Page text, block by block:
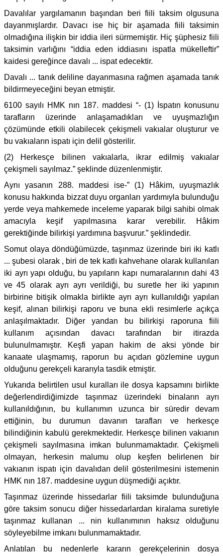
Davalılar yargılamanın başından beri fiili taksim olgusuna
dayanmışlardır. Davacı ise hiç bir aşamada fiili taksimin
olmadığına ilişkin bir iddia ileri sürmemiştir. Hiç şüphesiz fiili
taksimin varlığını “iddia eden iddiasını ispatla mükelleftir”
kaidesi gereğince davalı ... ispat edecektir.
Davalı ... tanık deliline dayanmasına rağmen aşamada tanık
bildirmeyeceğini beyan etmiştir.
6100 sayılı HMK nın 187. maddesi “- (1) İspatın konusunu
tarafların üzerinde anlaşamadıkları ve uyuşmazlığın
çözümünde etkili olabilecek çekişmeli vakıalar oluşturur ve
bu vakıaların ispatı için delil gösterilir.
(2) Herkesçe bilinen vakıalarla, ikrar edilmiş vakıalar
çekişmeli sayılmaz.” şeklinde düzenlenmiştir.
Aynı yasanın 288. maddesi ise-” (1) Hâkim, uyuşmazlık
konusu hakkında bizzat duyu organları yardımıyla bulunduğu
yerde veya mahkemede inceleme yaparak bilgi sahibi olmak
amacıyla keşif yapılmasına karar verebilir. Hâkim
gerektiğinde bilirkişi yardımına başvurur.” şeklindedir.
Somut olaya döndüğümüzde, taşınmaz üzerinde biri iki katlı
... şubesi olarak , biri de tek katlı kahvehane olarak kullanılan
iki ayrı yapı olduğu, bu yapıların kapı numaralarının dahi 43
ve 45 olarak ayrı ayrı verildiği, bu suretle her iki yapının
birbirine bitişik olmakla birlikte ayrı ayrı kullanıldığı yapılan
keşif, alınan bilirkişi raporu ve buna ekli resimlerle açıkça
anlaşılmaktadır. Diğer yandan bu bilirkişi raporuna fiili
kullanım açısından davacı tarafından bir itirazda
bulunulmamıştır. Keşfi yapan hakim de aksi yönde bir
kanaate ulaşmamış, raporun bu açıdan gözlemine uygun
olduğunu gerekçeli kararıyla tasdik etmiştir.
Yukarıda belirtilen usul kuralları ile dosya kapsamını birlikte
değerlendirdiğimizde taşınmaz üzerindeki binaların ayrı
kullanıldığının, bu kullanımın uzunca bir süredir devam
ettiğinin, bu durumun davanın tarafları ve herkesçe
bilindiğinin kabulü gerekmektedir. Herkesçe bilinen vakıanın
çekişmeli sayılmasına imkan bulunmamaktadır. Çekişmeli
olmayan, herkesin malumu olup keşfen belirlenen bir
vakıanın ispatı için davalıdan delil gösterilmesini istemenin
HMK nın 187. maddesine uygun düşmediği açıktır.
Taşınmaz üzerinde hissedarlar fiili taksimde bulunduğuna
göre taksim sonucu diğer hissedarlardan kiralama suretiyle
taşınmaz kullanan ... nin kullanımının haksız olduğunu
söyleyebilme imkanı bulunmamaktadır.
Anlatılan bu nedenlerle kararın gerekçelerinin dosya